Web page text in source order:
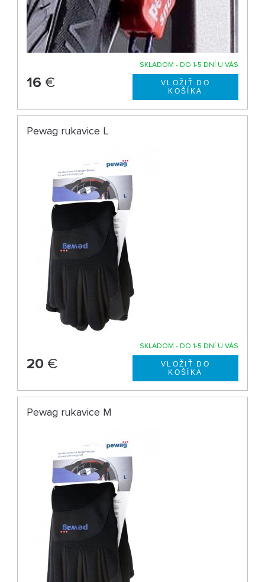
SKLADOM - DO 1-5 DNÍ U VÁS
16 €
Pewag rukavice L
SKLADOM - DO 1-5 DNÍ U VÁS
20 €
Pewag rukavice M